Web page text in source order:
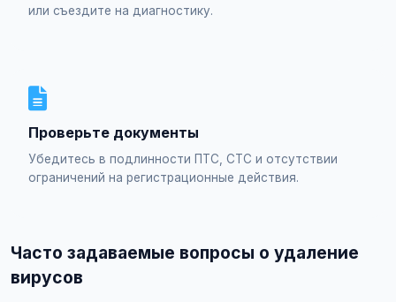
или съездите на диагностику.
Проверьте документы
Убедитесь в подлинности ПТС, СТС и отсутствии
ограничений на регистрационные действия.
Часто задаваемые вопросы о удаление
вирусов